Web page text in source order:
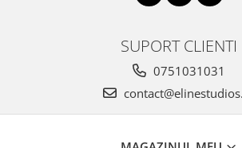
SUPORT CLIENTI
0751031031